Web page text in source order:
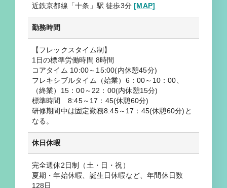
近鉄京都線「十条」駅 徒歩3分[MAP]
勤務時間
【フレックスタイム制】
1日の標準労働時間 8時間
コアタイム 10:00～15:00(内休憩45分)
フレキシブルタイム（始業）6：00～10：00、
（終業）15：00～22：00(内休憩15分)
標準時間 8:45～17：45(休憩60分)
研修期間中は固定勤務8:45～17：45(休憩60分)と
なる。
休日休暇
完全週休2日制（土・日・祝）
夏期・年始休暇、誕生日休暇など、年間休日数
128日